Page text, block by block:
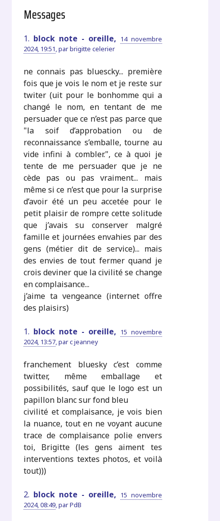
Messages
1. block note - oreille, 14 novembre
2024, 19:51 ,parbrigitte celerier
ne connais pas bluescky... première
fois que je vois le nom et je reste sur
twiter (uit pour le bonhomme qui a
changé le nom, en tentant de me
persuader que ce n’est pas parce que
"la soif d’approbation ou de
reconnaissance s’emballe, tourne au
vide infini à combler.", ce à quoi je
tente de me persuader que je ne
cède pas ou pas vraiment... mais
même si ce n’est que pour la surprise
d’avoir été un peu accetée pour le
petit plaisir de rompre cette solitude
que j’avais su conserver malgré
famille et journées envahies par des
gens (métier dit de service)... mais
des envies de tout fermer quand je
crois deviner que la civilité se change
en complaisance...
j’aime ta vengeance (internet offre
des plaisirs)
1. block note - oreille, 15 novembre
2024, 13:57 ,parc jeanney
franchement bluesky c’est comme
twitter, même emballage et
possibilités, sauf que le logo est un
papillon blanc sur fond bleu
civilité et complaisance, je vois bien
la nuance, tout en ne voyant aucune
trace de complaisance polie envers
toi, Brigitte (les gens aiment tes
interventions textes photos, et voilà
tout)))
2. block note - oreille, 15 novembre
2024, 08:49 ,parPdB